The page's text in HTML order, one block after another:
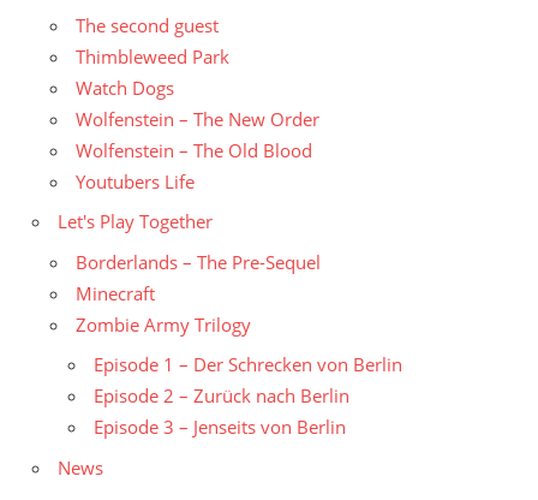
The second guest
Thimbleweed Park
Watch Dogs
Wolfenstein – The New Order
Wolfenstein – The Old Blood
Youtubers Life
Let's Play Together
Borderlands – The Pre-Sequel
Minecraft
Zombie Army Trilogy
Episode 1 – Der Schrecken von Berlin
Episode 2 – Zurück nach Berlin
Episode 3 – Jenseits von Berlin
News